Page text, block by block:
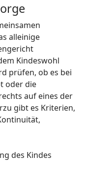
alleinige
Kindeswohl
prüfen, ob es bei
oder die
auf eines der
gibt es Kriterien,
des Kindes